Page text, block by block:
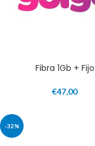
Fibra 1Gb + Fijo
€47,00
-32%